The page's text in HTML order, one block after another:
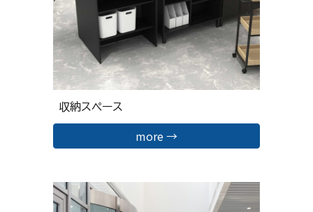
収納スペース
more →